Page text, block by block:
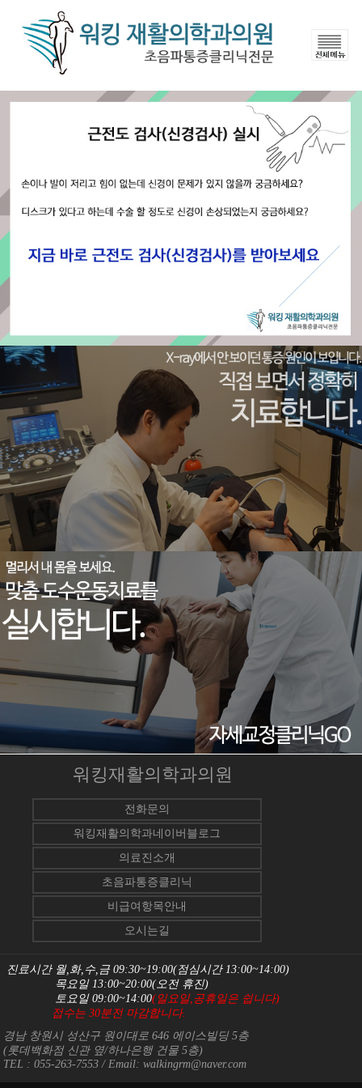
워킹재활의학과의원
전화문의
워킹재활의학과네이버블로그
의료진소개
초음파통증클리닉
비급여항목안내
오시는길
진료시간 월,화,수,금 09:30~19:00(점심시간 13:00~14:00)
목요일 13:00~20:00(오전 휴진)
토요일 09:00~14:00(일요일,공휴일은 쉽니다)
접수는 30분전 마감합니다.
경남 창원시 성산구 원이대로 646 에이스빌딩 5층
(롯데백화점 신관 옆/하나은행 건물 5층)
TEL : 055-263-7553 / Email: walkingrm@naver.com